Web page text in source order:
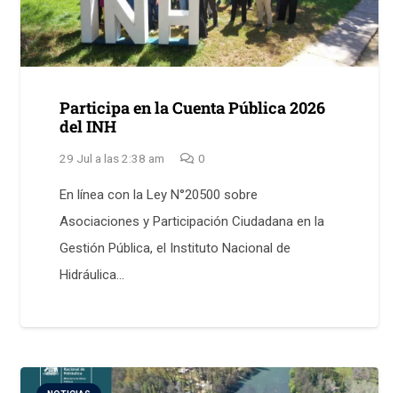
Participa en la Cuenta Pública 2026
del INH
29 Jul a las 2:38 am 0
En línea con la Ley N°20500 sobre
Asociaciones y Participación Ciudadana en la
Gestión Pública, el Instituto Nacional de
Hidráulica…